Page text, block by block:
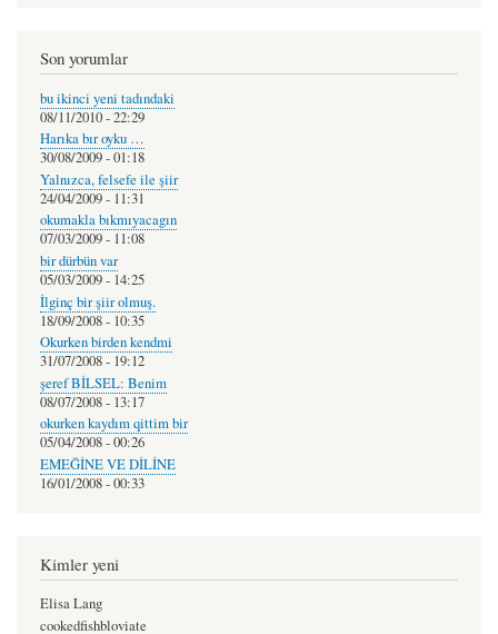
Son yorumlar
bu ikinci yeni tadındaki
08/11/2010 - 22:29
Harıka bır oyku …
30/08/2009 - 01:18
Yalnızca, felsefe ile şiir
24/04/2009 - 11:31
okumakla bıkmıyacagın
07/03/2009 - 11:08
bir dürbün var
05/03/2009 - 14:25
İlginç bir şiir olmuş.
18/09/2008 - 10:35
Okurken birden kendmi
31/07/2008 - 19:12
şeref BİLSEL: Benim
08/07/2008 - 13:17
okurken kaydım qittim bir
05/04/2008 - 00:26
EMEĞİNE VE DİLİNE
16/01/2008 - 00:33
Kimler yeni
Elisa Lang
cookedfishbloviate